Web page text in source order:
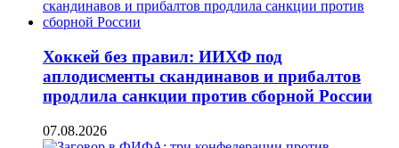
Хоккей без правил: ИИХФ под
аплодисменты скандинавов и прибалтов
продлила санкции против сборной России
07.08.2026